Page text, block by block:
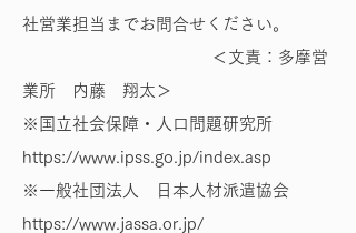
社営業担当までお問合せください。
＜文責：多摩営
業所 内藤 翔太＞
※国立社会保障・人口問題研究所
https://www.ipss.go.jp/index.asp
※一般社団法人 日本人材派遣協会
https://www.jassa.or.jp/